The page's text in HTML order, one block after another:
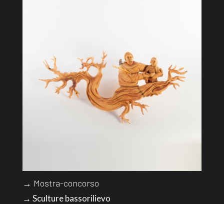
→ Mostra-concorso
→ Sculture bassorilievo